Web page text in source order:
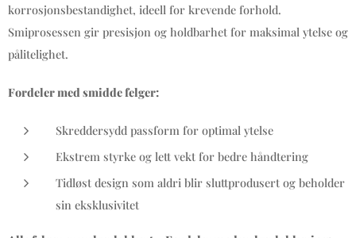
korrosjonsbestandighet, ideell for krevende forhold.
Smiprosessen gir presisjon og holdbarhet for maksimal ytelse og
pålitelighet.
Fordeler med smidde felger:
Skreddersydd passform for optimal ytelse
Ekstrem styrke og lett vekt for bedre håndtering
Tidløst design som aldri blir sluttprodusert og beholder
sin eksklusivitet